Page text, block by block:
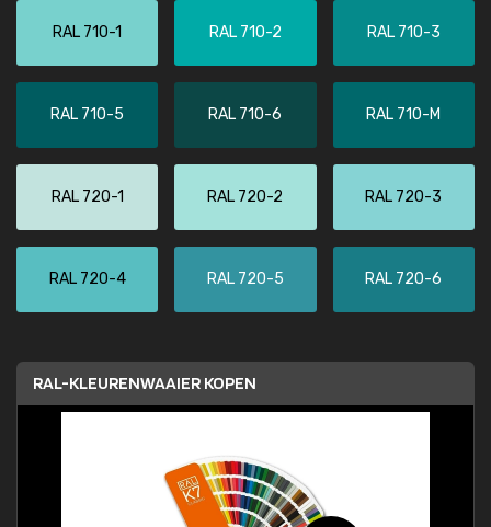
RAL 710-1 RAL 710-2 RAL 710-3
RAL 710-5 RAL 710-6 RAL 710-M
RAL 720-1 RAL 720-2 RAL 720-3
RAL 720-4 RAL 720-5 RAL 720-6
RAL-KLEURENWAAIER KOPEN